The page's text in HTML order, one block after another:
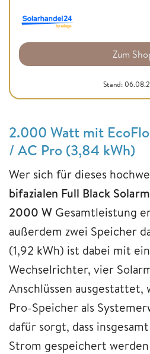
Zum
Stand:
2.000 Watt mit
/ AC Pro (3,84 kWh)
Wer sich für dieses
bifazialen Full Black
2000 W Gesamtleistung
außerdem zwei Speicher
(1,92 kWh) ist dabei mit
Wechselrichter, vier
Anschlüssen ausgestattet,
Pro-Speicher als
dafür sorgt, dass
Strom gespeichert